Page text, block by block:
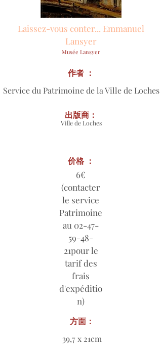
Laissez-vous conter... Emmanuel
Lansyer
Musée Lansyer
Service du Patrimoine de la Ville de Loches
作者 ：
Ville de Loches
出版商：
价格 ：
6€
(contacter
le service
Patrimoine
au 02-47-
59-48-
21pour le
tarif des
frais
d'expéditio
n)
方面：
39,7 x 21cm